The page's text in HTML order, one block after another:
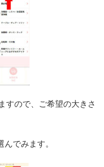
すので、ご希望の大きさ
でみます。